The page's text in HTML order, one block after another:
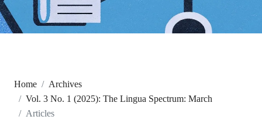
Home
Archives
Vol. 3 No. 1 (2025): The Lingua Spectrum: March
Articles